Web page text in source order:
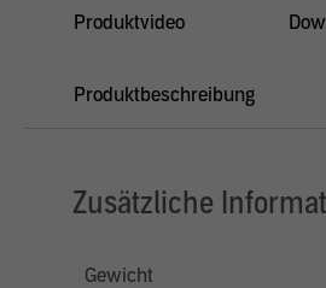
Produktvideo
Produktbeschreibung
Zusätzliche
Gewicht